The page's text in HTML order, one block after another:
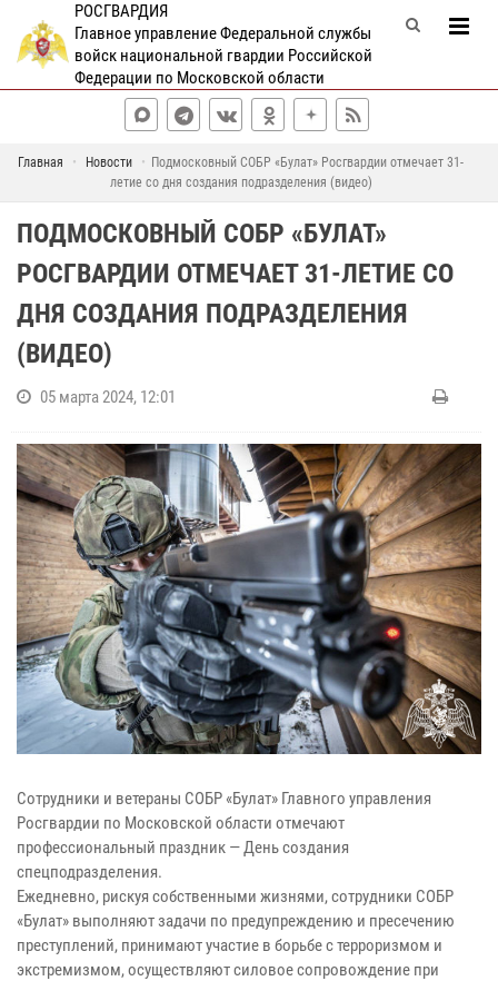
РОСГВАРДИЯ
Главное управление Федеральной службы
войск национальной гвардии Российской
Федерации по Московской области
Главная Новости
Подмосковный СОБР «Булат» Росгвардии отмечает 31-
летие со дня создания подразделения (видео)
ПОДМОСКОВНЫЙ СОБР «БУЛАТ»
РОСГВАРДИИ ОТМЕЧАЕТ 31-ЛЕТИЕ СО
ДНЯ СОЗДАНИЯ ПОДРАЗДЕЛЕНИЯ
(ВИДЕО)
05 марта 2024, 12:01
Сотрудники и ветераны СОБР «Булат» Главного управления
Росгвардии по Московской области отмечают
профессиональный праздник — День создания
спецподразделения.
Ежедневно, рискуя собственными жизнями, сотрудники СОБР
«Булат» выполняют задачи по предупреждению и пресечению
преступлений, принимают участие в борьбе с терроризмом и
экстремизмом, осуществляют силовое сопровождение при